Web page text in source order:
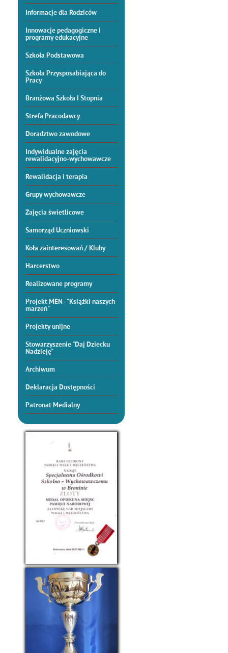
Informacje dla Rodziców
Innowacje pedagogiczne i
programy edukacyjne
Szkoła Podstawowa
Szkoła Przysposabiająca do
Pracy
Branżowa Szkoła I Stopnia
Strefa Pracodawcy
Doradztwo zawodowe
Indywidualne zajęcia
rewalidacyjno-wychowawcze
Rewalidacja i terapia
Grupy wychowawcze
Zajęcia świetlicowe
Samorząd Uczniowski
Koła zainteresowań / Kluby
Harcerstwo
Realizowane programy
Projekt MEN - "Książki naszych
marzeń"
Projekty unijne
Stowarzyszenie "Daj Dziecku
Nadzieję"
Archiwum
Deklaracja Dostępności
Patronat Medialny